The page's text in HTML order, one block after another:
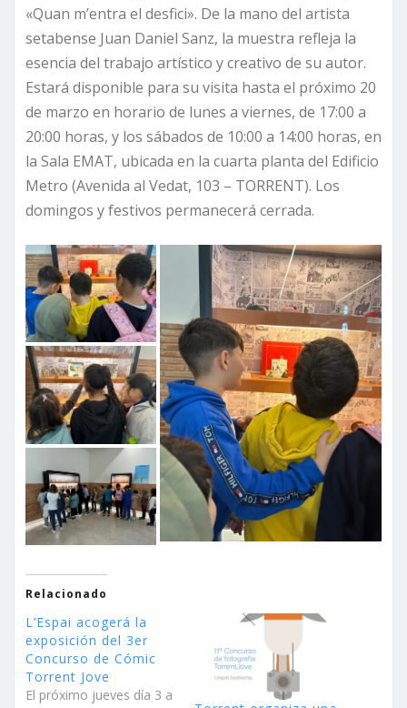
«Quan m’entra el desfici». De la mano del artista
setabense Juan Daniel Sanz, la muestra refleja la
esencia del trabajo artístico y creativo de su autor.
Estará disponible para su visita hasta el próximo 20
de marzo en horario de lunes a viernes, de 17:00 a
20:00 horas, y los sábados de 10:00 a 14:00 horas, en
la Sala EMAT, ubicada en la cuarta planta del Edificio
Metro (Avenida al Vedat, 103 – TORRENT). Los
domingos y festivos permanecerá cerrada.
Relacionado
L’Espai acogerá la
exposición del 3er
Concurso de Cómic
Torrent Jove
El próximo jueves día 3 a